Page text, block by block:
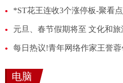
*ST花王连收3个涨停板-聚看点
电脑